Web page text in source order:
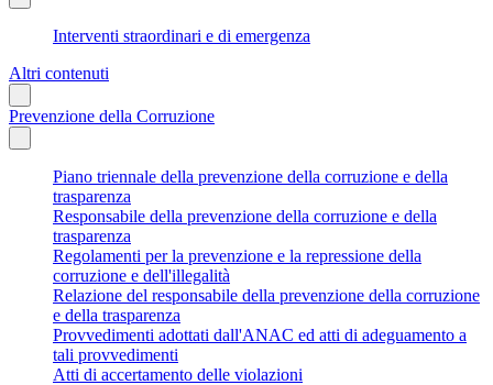
Interventi straordinari e di emergenza
Altri contenuti
Prevenzione della Corruzione
Piano triennale della prevenzione della corruzione e della
trasparenza
Responsabile della prevenzione della corruzione e della
trasparenza
Regolamenti per la prevenzione e la repressione della
corruzione e dell'illegalità
Relazione del responsabile della prevenzione della corruzione
e della trasparenza
Provvedimenti adottati dall'ANAC ed atti di adeguamento a
tali provvedimenti
Atti di accertamento delle violazioni